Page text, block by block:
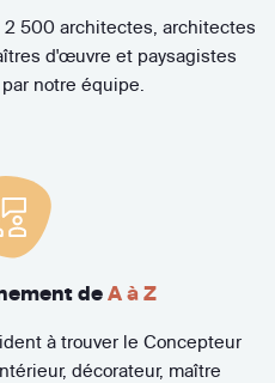
500 architectes, architectes
d'œuvre et paysagistes
notre équipe.
de A à Z
à trouver le Concepteur
décorateur, maître